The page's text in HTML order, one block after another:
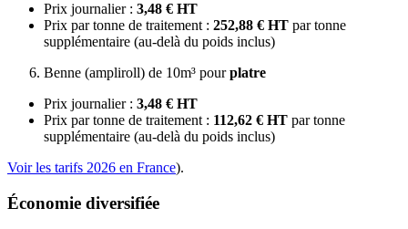
Prix journalier : 3,48 € HT
Prix par tonne de traitement : 252,88 € HT par tonne
supplémentaire (au-delà du poids inclus)
Benne (ampliroll) de 10m³ pourplatre
Prix journalier : 3,48 € HT
Prix par tonne de traitement : 112,62 € HT par tonne
supplémentaire (au-delà du poids inclus)
Voir les tarifs 2026 en France).
Économie diversifiée